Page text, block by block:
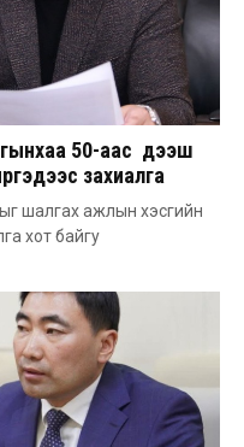
50-аас дээш
захиалга
шалгах ажлын хэсгийн
хот байгу